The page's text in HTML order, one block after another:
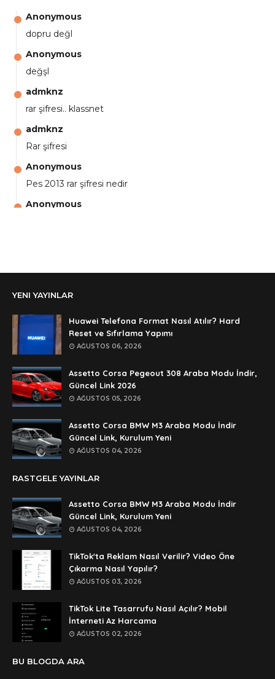
Anonymous
dopru değl
Anonymous
değşl
admknz
rar şifresi.. klassnet
admknz
Rar şifresi
Anonymous
Pes 2013 rar şifresi nedir
Anonymous
şifre ?
Anonymous
şifre ögrenebilirmiyim
Anonymous
🥰🥰🥰
Anonymous
dedezıplatan31 beğend👌
Anonymous
rar dosyasının şifresi nedir
Anonymous
lan şifre ne şifre
şifre ne
YENI YAYINLAR
Huawei Telefona Format Nasıl Atılır? Hard
Reset ve Sıfırlama Yapımı
AĞUSTOS 06, 2026
Assetto Corsa Pegeout 308 Araba Modu İndir,
Güncel Link 2026
AĞUSTOS 05, 2026
Assetto Corsa BMW M3 Araba Modu İndir
Güncel Link, Kurulum Yeni
AĞUSTOS 04, 2026
RASTGELE YAYINLAR
Assetto Corsa BMW M3 Araba Modu İndir
Güncel Link, Kurulum Yeni
AĞUSTOS 04, 2026
TikTok'ta Reklam Nasıl Verilir? Video Öne
Çıkarma Nasıl Yapılır?
AĞUSTOS 03, 2026
TikTok Lite Tasarrufu Nasıl Açılır? Mobil
İnterneti Az Harcama
AĞUSTOS 02, 2026
BU BLOGDA ARA